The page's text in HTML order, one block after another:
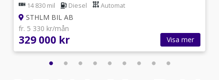
14 830 mil Diesel Automat
STHLM BIL AB
fr. 5 330 kr/mån
329 000 kr Visa mer